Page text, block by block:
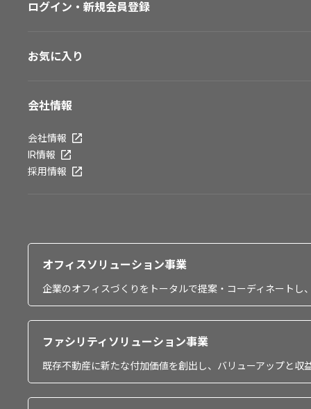
ログイン・新規会員登録
お気に入り
会社情報
会社情報
IR情報
採用情報
オフィスソリューション事業
企業のオフィスづくりをトータルで提案・コーディネート
ファシリティソリューション事業
既存不動産に新たな付加価値を創出し、バリューアップと収